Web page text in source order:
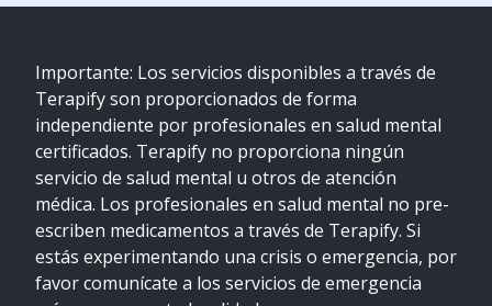
Importante: Los servicios disponibles a través de
Terapify son proporcionados de forma
independiente por profesionales en salud mental
certificados. Terapify no proporciona ningún
servicio de salud mental u otros de atención
médica. Los profesionales en salud mental no pre-
escriben medicamentos a través de Terapify. Si
estás experimentando una crisis o emergencia, por
favor comunícate a los servicios de emergencia